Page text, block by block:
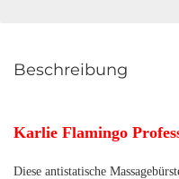
Beschreibung
Karlie Flamingo
Diese antistatische